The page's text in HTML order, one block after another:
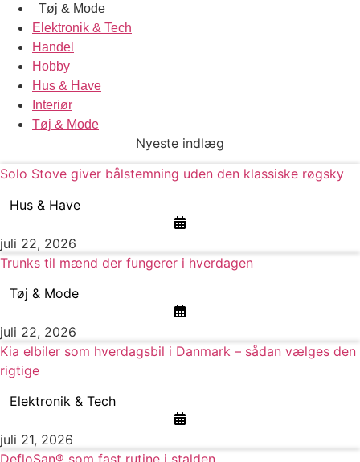
Tøj & Mode
Elektronik & Tech
Handel
Hobby
Hus & Have
Interiør
Tøj & Mode
Nyeste indlæg
Solo Stove giver bålstemning uden den klassiske røgsky
Hus & Have
juli 22, 2026
Trunks til mænd der fungerer i hverdagen
Tøj & Mode
juli 22, 2026
Kia elbiler som hverdagsbil i Danmark – sådan vælges den
rigtige
Elektronik & Tech
juli 21, 2026